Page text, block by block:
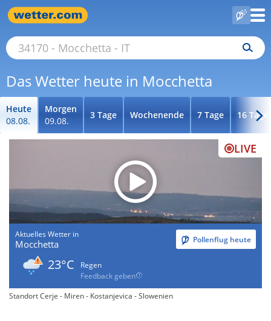
Das Wetter heute in Mocchetta
Heute
08.08.
Morgen
09.08.
3 Tage Wochenende 7 Tage 16 Tage
LIVE
Aktuelles Wetter in
Mocchetta Pollenflug heute
23°C
Regen
Feedback geben
Standort Cerje - Miren - Kostanjevica - Slowenien